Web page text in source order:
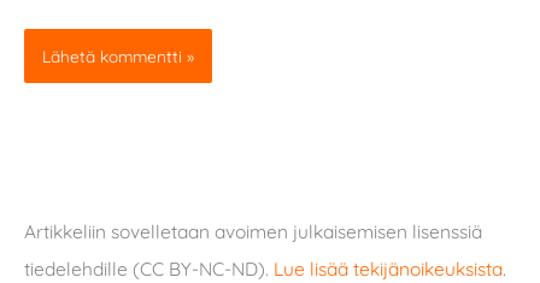
Artikkeliin sovelletaan avoimen julkaisemisen lisenssiä
tiedelehdille (CC BY-NC-ND). Lue lisää tekijänoikeuksista.